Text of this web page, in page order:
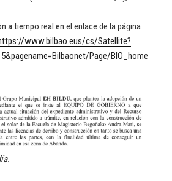
a tiempo real en el enlace de la página
www.bilbao.eus/cs/Satellite?
Page/BIO_home